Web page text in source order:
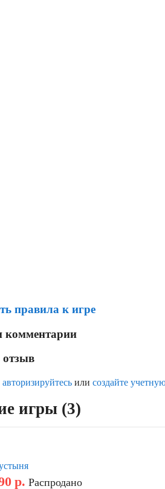
правила к игре
комментарии
отзыв
авторизируйтесь или создайте
игры (3)
р. Распродано